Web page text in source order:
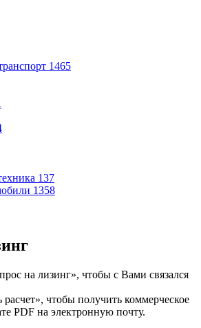
1465
137
1358
на лизинг», чтобы с Вами связался
чтобы получить коммерческое
PDF на электронную почту.